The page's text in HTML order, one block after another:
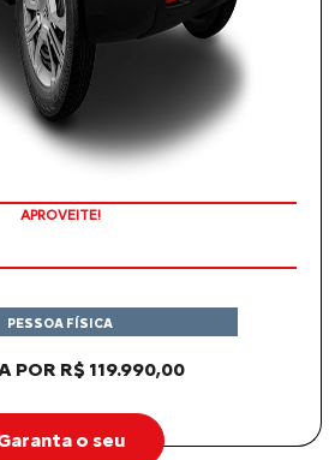
APROVEITE!
POR R$ 119.990,00
PESSOA FÍSICA
o seu